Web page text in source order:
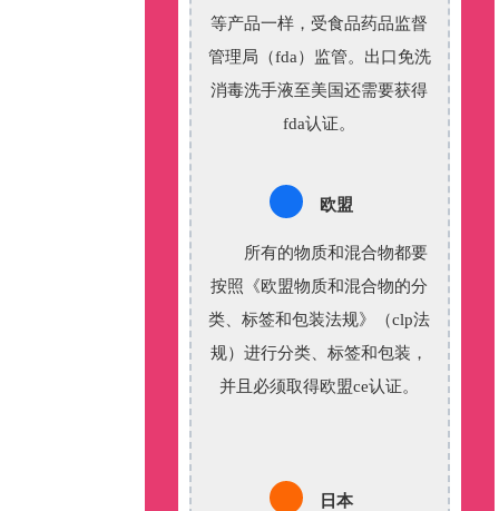
等产品一样，受食品药品监督
管理局（fda）监管。出口免洗
消毒洗手液至美国还需要获得
fda认证。
欧盟
所有的物质和混合物都要
按照《欧盟物质和混合物的分
类、标签和包装法规》（clp法
规）进行分类、标签和包装，
并且必须取得欧盟ce认证。
日本